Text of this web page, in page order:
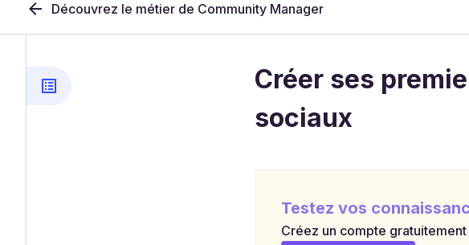
Découvrez le métier de Community Manager
Créer ses
sociaux
Testez vos
Créez un compte